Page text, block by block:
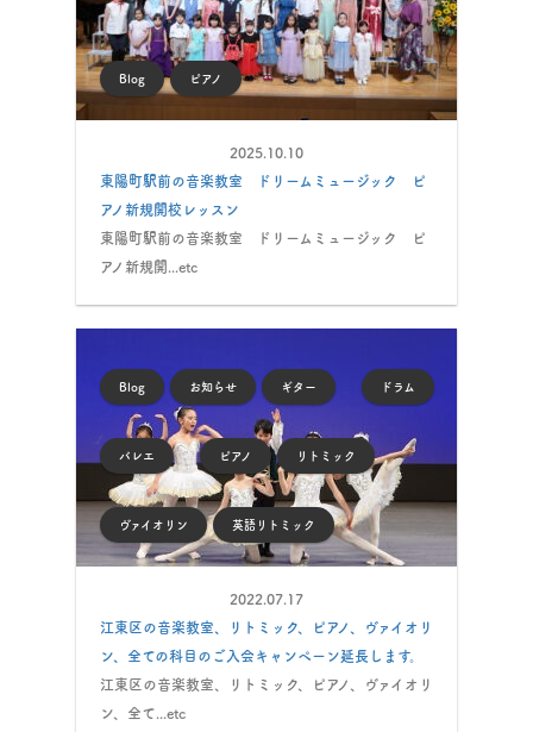
Blog ピアノ
2025.10.10
東陽町駅前の音楽教室 ドリームミュージック ピ
アノ新規開校レッスン
東陽町駅前の音楽教室 ドリームミュージック ピ
アノ新規開...etc
Blog お知らせ ギター ドラム
バレエ ピアノ リトミック
ヴァイオリン 英語リトミック
2022.07.17
江東区の音楽教室、リトミック、ピアノ、ヴァイオリ
ン、全ての科目のご入会キャンペーン延長します。
江東区の音楽教室、リトミック、ピアノ、ヴァイオリ
ン、全て...etc